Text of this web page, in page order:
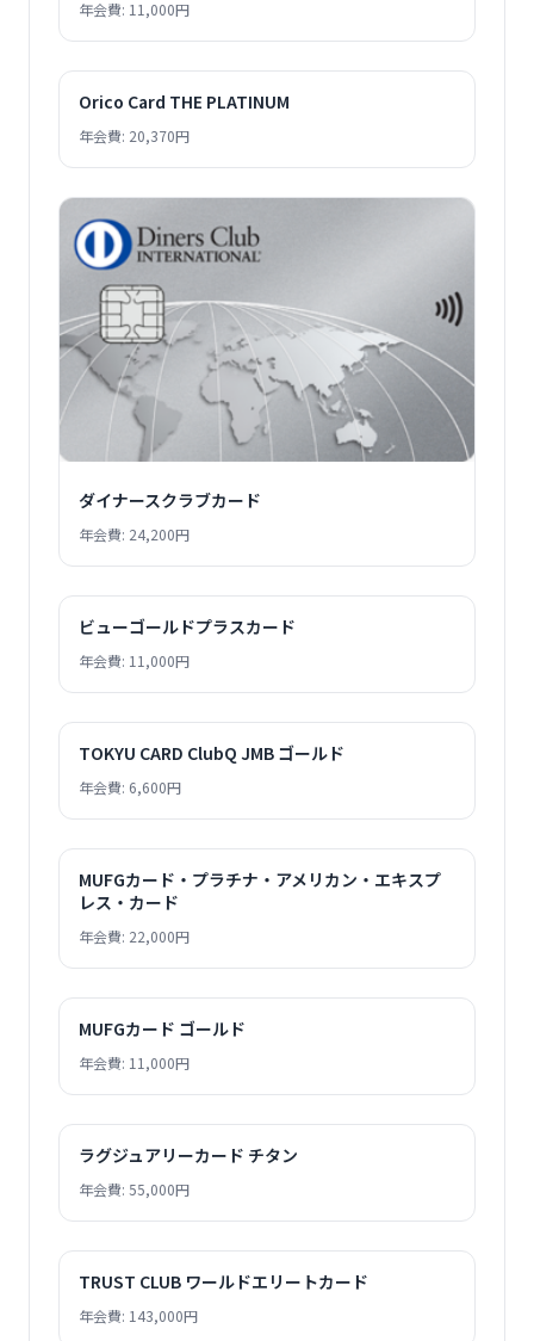
年会費: 11,000円
Orico Card THE PLATINUM
年会費: 20,370円
ダイナースクラブカード
年会費: 24,200円
ビューゴールドプラスカード
年会費: 11,000円
TOKYU CARD ClubQ JMB ゴールド
年会費: 6,600円
MUFGカード・プラチナ・アメリカン・エキスプ
レス・カード
年会費: 22,000円
MUFGカード ゴールド
年会費: 11,000円
ラグジュアリーカード チタン
年会費: 55,000円
TRUST CLUB ワールドエリートカード
年会費: 143,000円